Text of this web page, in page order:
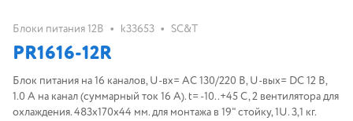
Блоки питания 12В • k33653 • SC&T
PR1616-12R
Блок питания на 16 каналов, U-вх= АС 130/220 В, U-вых= DC 12 В,
1.0 A на канал (суммарный ток 16 А). t= -10..+45 С, 2 вентилятора для
охлаждения. 483х170х44 мм. для монтажа в 19" стойку, 1U. 3,1 кг.